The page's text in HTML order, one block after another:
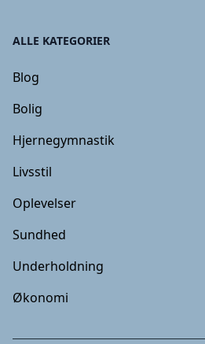
ALLE KATEGORIER
Blog
Bolig
Hjernegymnastik
Livsstil
Oplevelser
Sundhed
Underholdning
Økonomi